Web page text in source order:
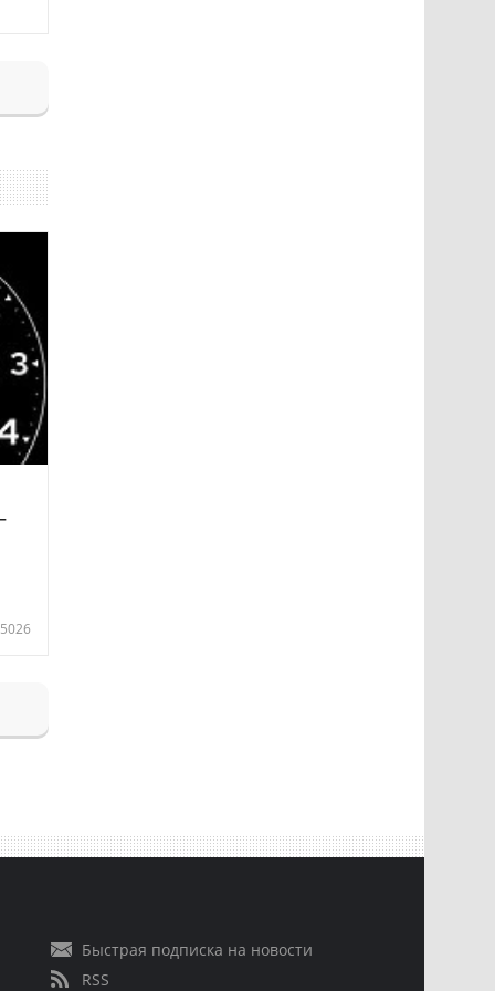
5026
Быстрая подписка на новости
RSS